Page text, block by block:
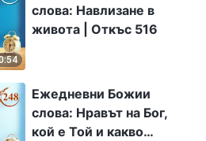
слова: Навлизане в
живота | Откъс 516
Ежедневни Божии
слова: Нравът на Бог,
кой е Той и какво